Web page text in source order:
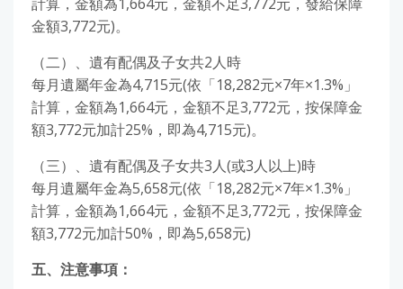
金額3,772元)。
（二）、遺有配偶及子女共2人時
每月遺屬年金為4,715元(依「18,282元×7年×1.3%」
計算，金額為1,664元，金額不足3,772元，按保障金
額3,772元加計25%，即為4,715元)。
（三）、遺有配偶及子女共3人(或3人以上)時
每月遺屬年金為5,658元(依「18,282元×7年×1.3%」
計算，金額為1,664元，金額不足3,772元，按保障金
額3,772元加計50%，即為5,658元)
五、注意事項：